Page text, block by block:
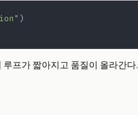
)
프가 짧아지고 품질이 올라간다.